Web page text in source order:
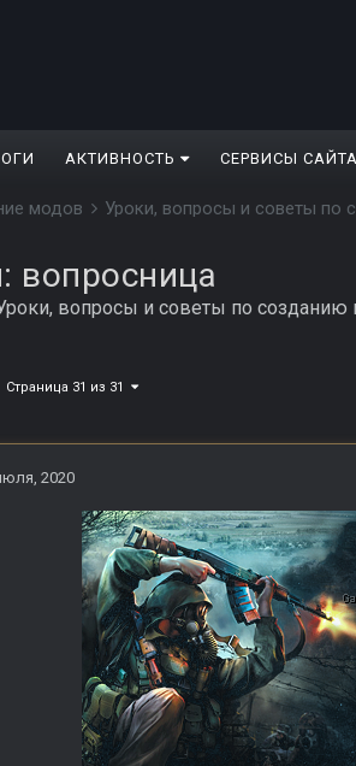
АКТИВНОСТЬ СЕРВИСЫ САЙТА
модов Уроки, вопросы и советы по
вопросница
вопросы и советы по созданию
Страница 31 из 31
2020